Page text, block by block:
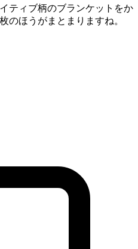
ティブ柄のブランケットをか
のほうがまとまりますね。